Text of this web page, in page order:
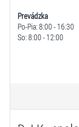
Prevádzka
Po-Pia: 8:00 - 16:30
So: 8:00 - 12:00